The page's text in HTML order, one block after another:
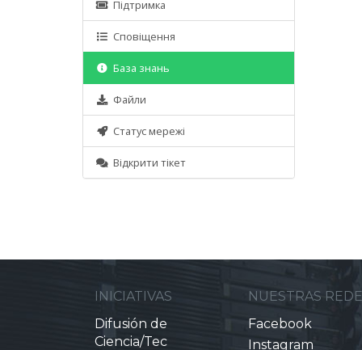
Підтримка
Сповіщення
База знань
Файли
Статус мережі
Відкрити тікет
INICIATIVAS
Difusión de
Ciencia/Tec
NUESTRAS
Facebook
Instagram